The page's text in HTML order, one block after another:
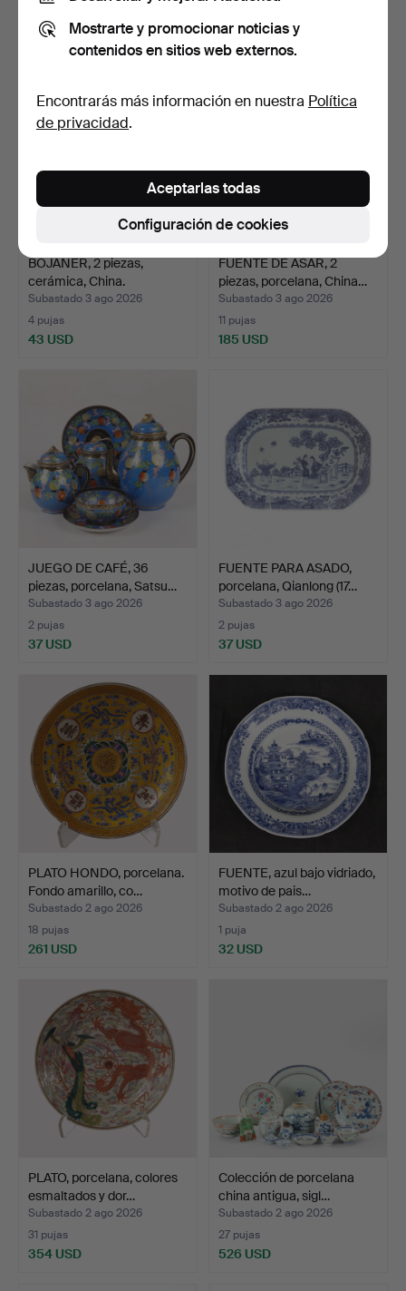
34 USD 49 USD
BOJANER, 2 piezas,
cerámica, China.
Subastado 3 ago 2026
4 pujas
43 USD
FUENTE DE ASAR, 2
piezas, porcelana, China…
Subastado 3 ago 2026
11 pujas
185 USD
JUEGO DE CAFÉ, 36
piezas, porcelana, Satsu…
Subastado 3 ago 2026
2 pujas
37 USD
FUENTE PARA ASADO,
porcelana, Qianlong (17…
Subastado 3 ago 2026
2 pujas
37 USD
PLATO HONDO, porcelana.
Fondo amarillo, co…
Subastado 2 ago 2026
18 pujas
261 USD
FUENTE, azul bajo vidriado,
motivo de pais…
Subastado 2 ago 2026
1 puja
32 USD
PLATO, porcelana, colores
esmaltados y dor…
Subastado 2 ago 2026
31 pujas
354 USD
Colección de porcelana
china antigua, sigl…
Subastado 2 ago 2026
27 pujas
526 USD
Mostrarte y promocionar noticias y
contenidos en sitios web externos.
Encontrarás más información en nuestra Política
de privacidad.
Configuración de cookies
Aceptarlas todas